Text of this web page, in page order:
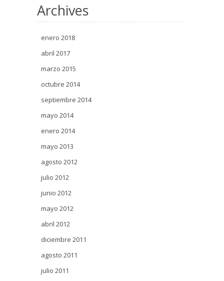
Archives
enero 2018
abril 2017
marzo 2015
octubre 2014
septiembre 2014
mayo 2014
enero 2014
mayo 2013
agosto 2012
julio 2012
junio 2012
mayo 2012
abril 2012
diciembre 2011
agosto 2011
julio 2011